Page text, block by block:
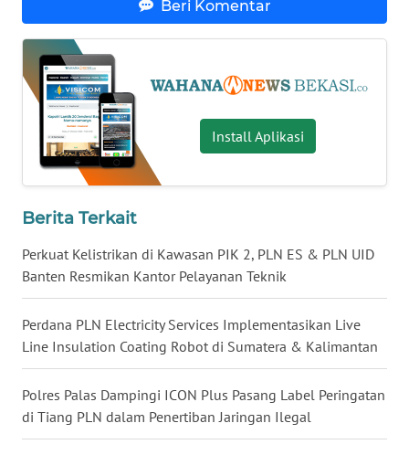
Beri Komentar
Install Aplikasi
Berita Terkait
Perkuat Kelistrikan di Kawasan PIK 2, PLN ES & PLN UID
Banten Resmikan Kantor Pelayanan Teknik
Perdana PLN Electricity Services Implementasikan Live
Line Insulation Coating Robot di Sumatera & Kalimantan
Polres Palas Dampingi ICON Plus Pasang Label Peringatan
di Tiang PLN dalam Penertiban Jaringan Ilegal
WN
MALUKU
WN
MALUT
WN
DANAU
TOBA
WN
NIAS
WN
LANGKAT